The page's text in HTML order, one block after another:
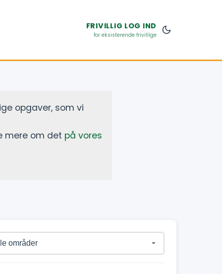
FRIVILLIG LOG IND
for eksisterende frivillige
opgaver, som vi
mere om det på vores